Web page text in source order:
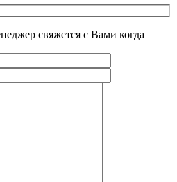
свяжется с Вами когда